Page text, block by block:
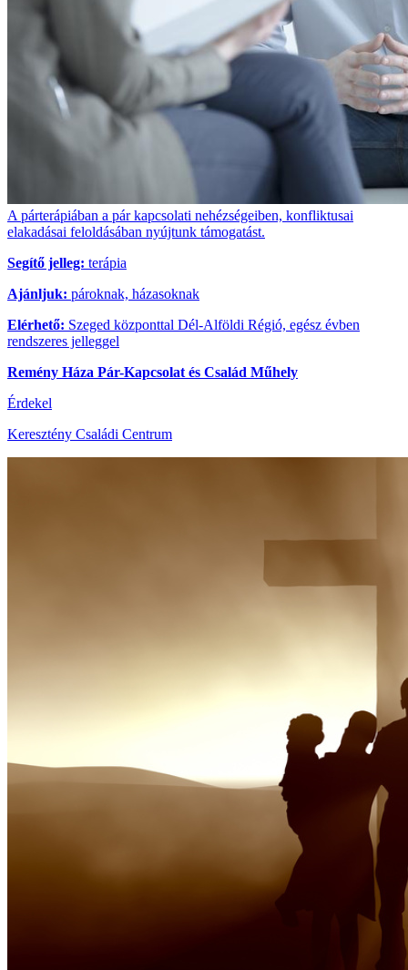
A párterápiában a pár kapcsolati nehézségeiben, konfliktusai
elakadásai feloldásában nyújtunk támogatást.
Segítő jelleg: terápia
Ajánljuk: pároknak, házasoknak
Elérhető: Szeged központtal Dél-Alföldi Régió, egész évben
rendszeres jelleggel
Remény Háza Pár-Kapcsolat és Család Műhely
Érdekel
Keresztény Családi Centrum